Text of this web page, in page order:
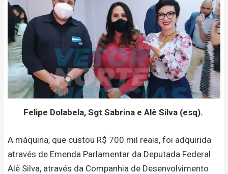
Felipe Dolabela, Sgt Sabrina e Alê Silva (esq).
A máquina, que custou R$ 700 mil reais, foi adquirida
através de Emenda Parlamentar da Deputada Federal
Alê Silva, através da Companhia de Desenvolvimento